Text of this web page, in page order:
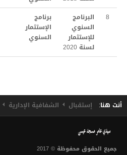
الحالة المدنية
التعريف بالإمضاء
الوفـــاة
مضمـــــــــــــــون ( ولادة – زواج – وفاة)
8
البرنامج
السنوي
للإستثمار
لسنة 2020
برنامج
الإستثمار
السنوي
أنت هنا: إستقبال الشفافية الإدارية
جميع الحقوق محفوظة © 2017